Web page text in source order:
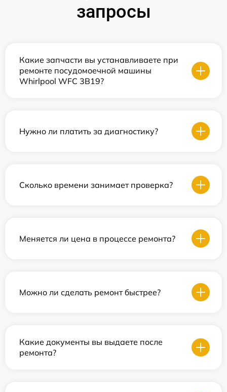
запросы
Какие запчасти вы устанавливаете при
ремонте посудомоечной машины
Whirlpool WFC 3B19?
Нужно ли платить за диагностику?
Сколько времени занимает проверка?
Меняется ли цена в процессе ремонта?
Можно ли сделать ремонт быстрее?
Какие документы вы выдаете после
ремонта?